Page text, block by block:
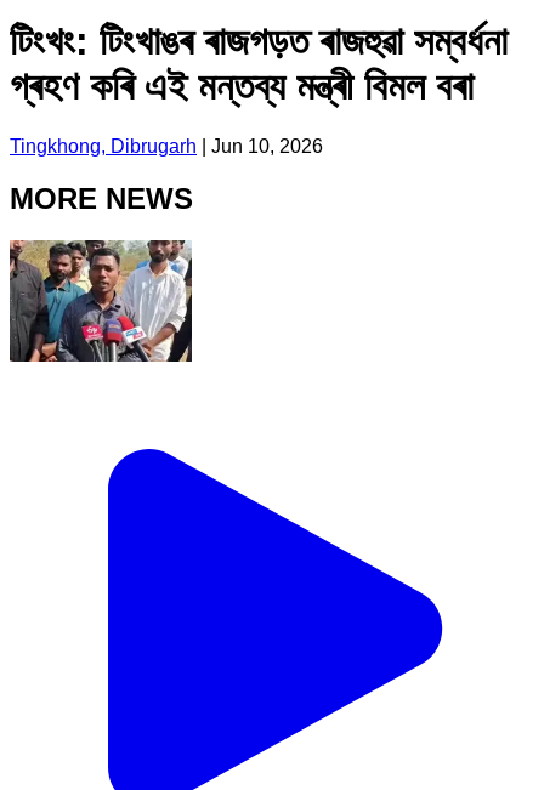
টিংখং: টিংখাঙৰ ৰাজগড়ত ৰাজহুৱা সম্বৰ্ধনা
গ্ৰহণ কৰি এই মন্তব্য মন্ত্ৰী বিমল বৰা
Tingkhong, Dibrugarh Jun 10, 2026
MORE NEWS